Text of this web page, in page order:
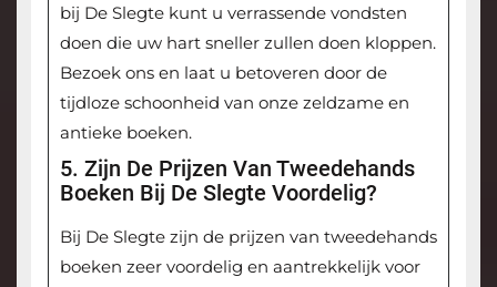
bij De Slegte kunt u verrassende vondsten
doen die uw hart sneller zullen doen kloppen.
Bezoek ons en laat u betoveren door de
tijdloze schoonheid van onze zeldzame en
antieke boeken.
5. Zijn De Prijzen Van Tweedehands
Boeken Bij De Slegte Voordelig?
Bij De Slegte zijn de prijzen van tweedehands
boeken zeer voordelig en aantrekkelijk voor